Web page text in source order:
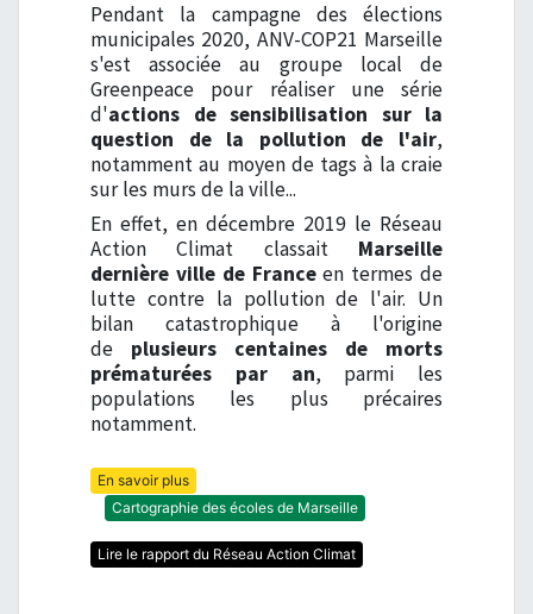
Pendant la campagne des élections
municipales 2020, ANV-COP21 Marseille
s'est associée au groupe local de
Greenpeace pour réaliser une série
d'actions de sensibilisation sur la
question de la pollution de l'air,
notamment au moyen de tags à la craie
sur les murs de la ville...
En effet, en décembre 2019 le Réseau
Action Climat classait Marseille
dernière ville de Franceen termes de
lutte contre la pollution de l'air. Un
bilan catastrophique à l'origine
de plusieurs centaines de morts
prématurées par an, parmi les
populations les plus précaires
notamment.
En savoir plus
Cartographie des écoles de Marseille
Lire le rapport du Réseau Action Climat